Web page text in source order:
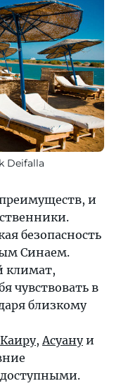
Deifalla
и
безопасность
Синаем.
климат,
чувствовать в
близкому
Каиру,Асуануи